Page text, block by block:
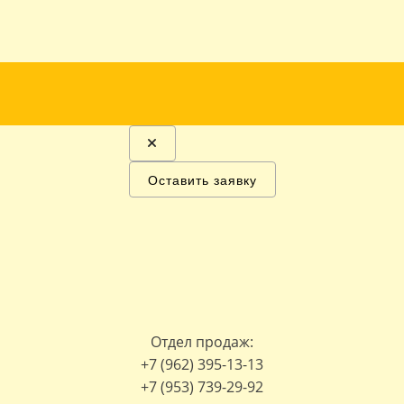
Отдел продаж:
+7 (962) 395-13-13
+7 (953) 739-29-92
Оставить заявку